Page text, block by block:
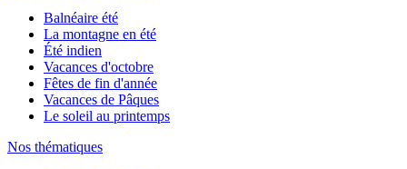
Balnéaire été
La montagne en été
Été indien
Vacances d'octobre
Fêtes de fin d'année
Vacances de Pâques
Le soleil au printemps
Nos thématiques